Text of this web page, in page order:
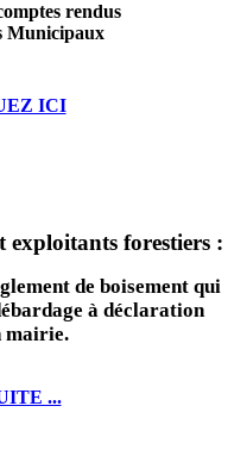
rendus
Municipaux
ICI
forestiers :
de boisement qui
à déclaration
mairie.
...